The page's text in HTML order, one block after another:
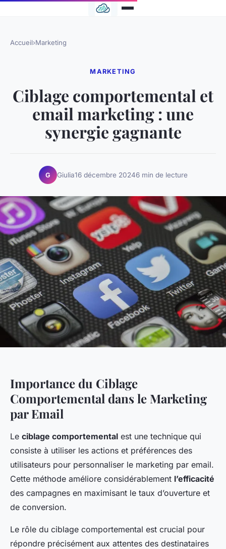
Accueil›Marketing
MARKETING
Ciblage comportemental et
email marketing : une
synergie gagnante
G Giulia16 décembre 20246 min de lecture
Importance du Ciblage
Comportemental dans le Marketing
par Email
Le ciblage comportemental est une technique qui
consiste à utiliser les actions et préférences des
utilisateurs pour personnaliser le marketing par email.
Cette méthode améliore considérablement l’efficacité
des campagnes en maximisant le taux d’ouverture et
de conversion.
Le rôle du ciblage comportemental est crucial pour
répondre précisément aux attentes des destinataires